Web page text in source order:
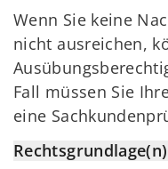
Wenn Sie keine
nicht ausreichen,
Fall müssen Sie
eine
Rechtsgrundlage(n)